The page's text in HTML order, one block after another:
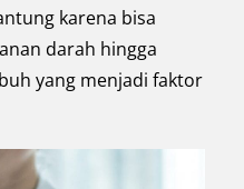
karena bisa
darah hingga
yang menjadi faktor